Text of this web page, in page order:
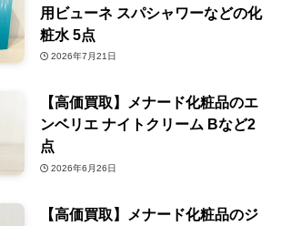
用ビューネ スパシャワーなどの化
粧水 5点
2026年7月21日
【高価買取】メナード化粧品のエ
ンベリエ ナイトクリーム Bなど2
点
2026年6月26日
【高価買取】メナード化粧品のジ